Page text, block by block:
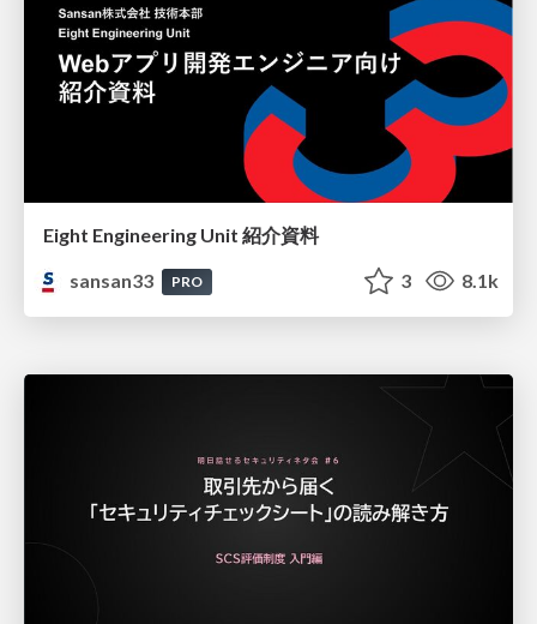
Eight Engineering Unit 紹介資料
sansan33
PRO 3 8.1k